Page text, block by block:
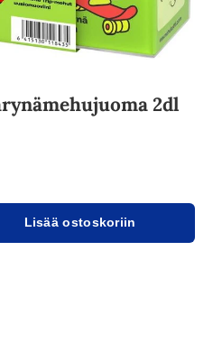
2dl
missing:
Lisää ostoskoriin